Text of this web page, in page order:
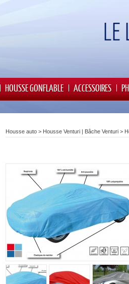
HOUSSE GONFLABLE ACCESSOIRES
Housse auto > Housse Venturi | Bâche Venturi >